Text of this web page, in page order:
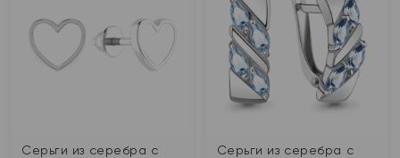
Серьги из серебра с
Серьги из серебра с